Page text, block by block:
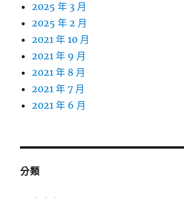
2025 年 3 月
2025 年 2 月
2021 年 10 月
2021 年 9 月
2021 年 8 月
2021 年 7 月
2021 年 6 月
分類